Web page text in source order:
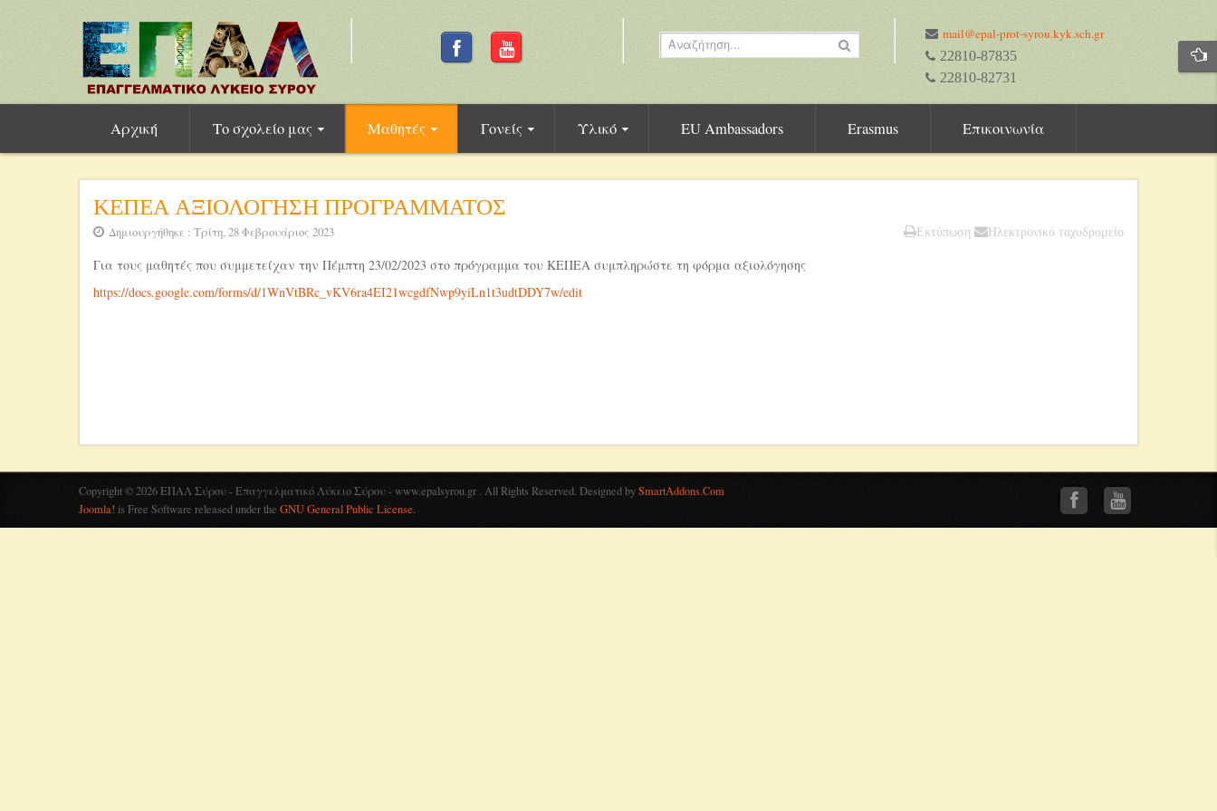
mail@epal-prot-syrou.kyk.sch.gr
22810-87835
22810-82731
Αρχική Το σχολείο μας Μαθητές Γονείς Υλικό EU Ambassadors Erasmus Επικοινωνία
ΚΕΠΕΑ ΑΞΙΟΛΟΓΗΣΗ ΠΡΟΓΡΑΜΜΑΤΟΣ
Εκτύπωση Ηλεκτρονικό ταχυδρομείο
Δημιουργήθηκε : Τρίτη, 28 Φεβρουάριος 2023
Για τους μαθητές που συμμετείχαν την Πέμπτη 23/02/2023 στο πρόγραμμα του ΚΕΠΕΑ συμπληρώστε τη φόρμα αξιολόγησης
https://docs.google.com/forms/d/1WnVtBRc_vKV6ra4EI21wcgdfNwp9yiLn1t3udtDDY7w/edit
Copyright © 2026 ΕΠΑΛ Σύρου - Επαγγελματικό Λύκειο Σύρου - www.epalsyrou.gr . All Rights Reserved. Designed bySmartAddons.Com
Joomla! is Free Software released under the GNU General Public License.